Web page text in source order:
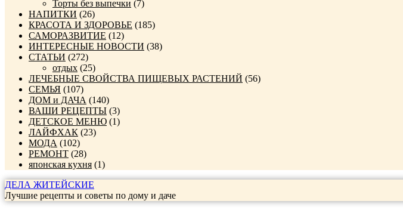
Торты без выпечки (7)
НАПИТКИ (26)
КРАСОТА И ЗДОРОВЬЕ (185)
САМОРАЗВИТИЕ (12)
ИНТЕРЕСНЫЕ НОВОСТИ (38)
СТАТЬИ (272)
отдых (25)
ЛЕЧЕБНЫЕ СВОЙСТВА ПИЩЕВЫХ РАСТЕНИЙ (56)
СЕМЬЯ (107)
ДОМ и ДАЧА (140)
ВАШИ РЕЦЕПТЫ (3)
ДЕТСКОЕ МЕНЮ (1)
ЛАЙФХАК (23)
МОДА (102)
РЕМОНТ (28)
японская кухня (1)
ДЕЛА ЖИТЕЙСКИЕ
Лучшие рецепты и советы по дому и даче